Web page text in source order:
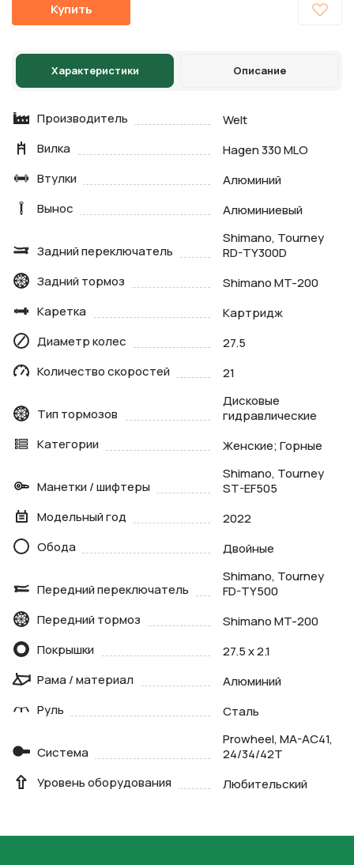
Купить
Характеристики Описание
Производитель
Welt
Вилка
Hagen 330 MLO
Втулки
Алюминий
Вынос
Алюминиевый
Задний переключатель
Shimano, Tourney
RD-TY300D
Задний тормоз
Shimano MT-200
Каретка
Картридж
Диаметр колес
27.5
Количество скоростей
21
Тип тормозов
Дисковые
гидравлические
Категории
Женские; Горные
Манетки / шифтеры
Shimano, Tourney
ST-EF505
Модельный год
2022
Обода
Двойные
Передний переключатель
Shimano, Tourney
FD-TY500
Передний тормоз
Shimano MT-200
Покрышки
27.5 x 2.1
Рама / материал
Алюминий
Руль
Сталь
Система
Prowheel, MA-AC41,
24/34/42T
Уровень оборудования
Любительский